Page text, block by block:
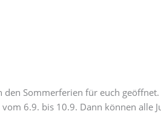
Sommerferien für euch
6.9. bis 10.9. Dann können alle